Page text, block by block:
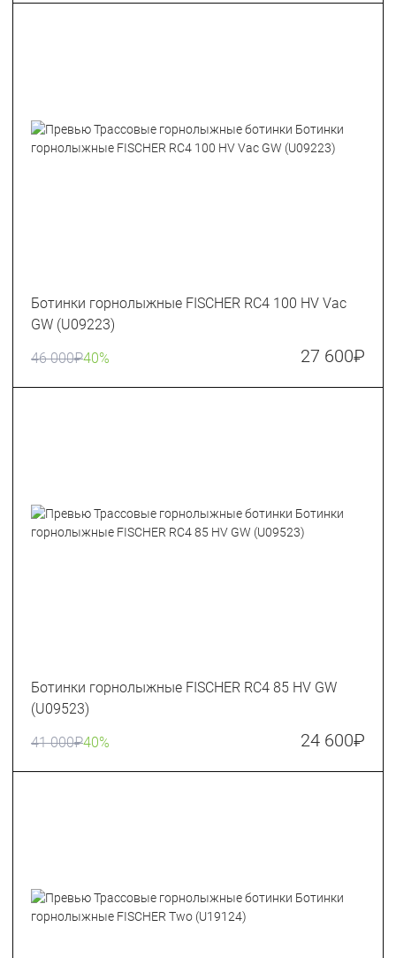
Ботинки горнолыжные FISCHER RC4 100 HV Vac
GW (U09223)
46 000₽40% 27 600₽
Ботинки горнолыжные FISCHER RC4 85 HV GW
(U09523)
41 000₽40% 24 600₽